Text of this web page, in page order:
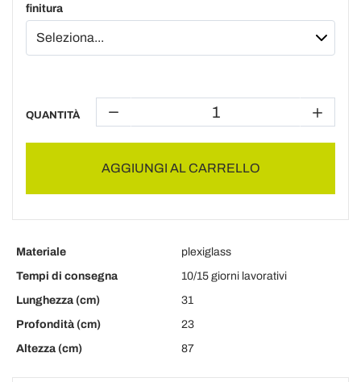
finitura
QUANTITÀ
AGGIUNGI AL CARRELLO
Materiale
plexiglass
Tempi di consegna
10/15 giorni lavorativi
Lunghezza (cm)
31
Profondità (cm)
23
Altezza (cm)
87